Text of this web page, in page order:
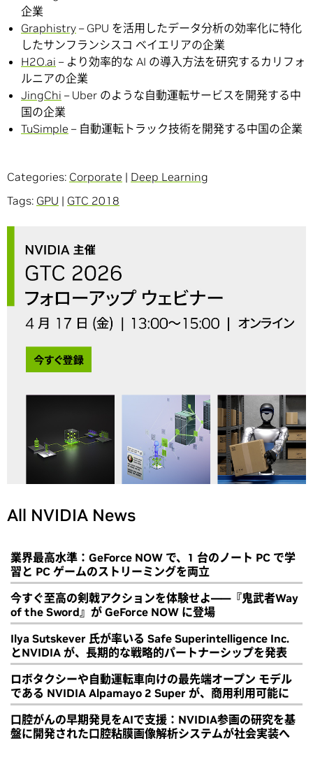
企業
Graphistry – GPU を活用したデータ分析の効率化に特化
したサンフランシスコ ベイエリアの企業
H2O.ai – より効率的な AI の導入方法を研究するカリフォ
ルニアの企業
JingChi – Uber のような自動運転サービスを開発する中
国の企業
TuSimple – 自動運転トラック技術を開発する中国の企業
Categories: Corporate | Deep Learning
Tags: GPU | GTC 2018
All NVIDIA News
業界最高水準：GeForce NOW で、1 台のノート PC で学
習と PC ゲームのストリーミングを両立
今すぐ至高の剣戟アクションを体験せよ――『鬼武者Way
of the Sword』が GeForce NOW に登場
Ilya Sutskever 氏が率いる Safe Superintelligence Inc.
とNVIDIA が、長期的な戦略的パートナーシップを発表
ロボタクシーや自動運転車向けの最先端オープン モデル
である NVIDIA Alpamayo 2 Super が、商用利用可能に
口腔がんの早期発見をAIで支援：NVIDIA参画の研究を基
盤に開発された口腔粘膜画像解析システムが社会実装へ